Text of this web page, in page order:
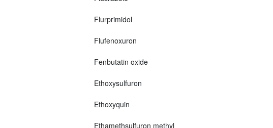
Flurprimidol
Flufenoxuron
Fenbutatin oxide
Ethoxysulfuron
Ethoxyquin
Ethamethsulfuron methyl